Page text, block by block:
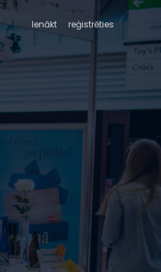
Ienākt reģistrēties